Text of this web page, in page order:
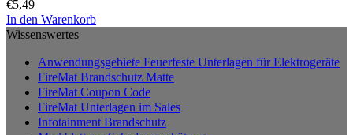
€5,49
In den Warenkorb
Wissenswertes
Anwendungsgebiete Feuerfeste Unterlagen für Elektrogeräte
FireMat Brandschutz Matte
FireMat Coupon Code
FireMat Unterlagen im Sales
Infotainment Brandschutz